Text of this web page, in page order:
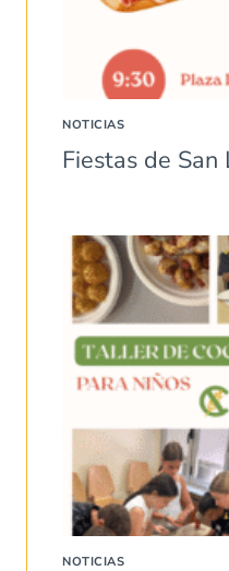
NOTICIAS
Fiestas de
NOTICIAS